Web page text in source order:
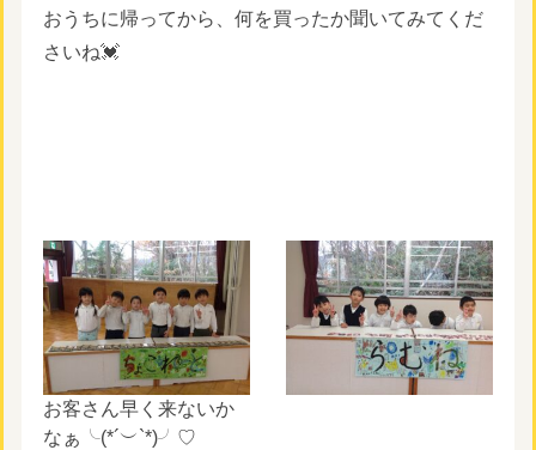
おうちに帰ってから、何を買ったか聞いてみてくだ
さいね💓
お客さん早く来ないか
なぁ╰(*´︶`*)╯♡